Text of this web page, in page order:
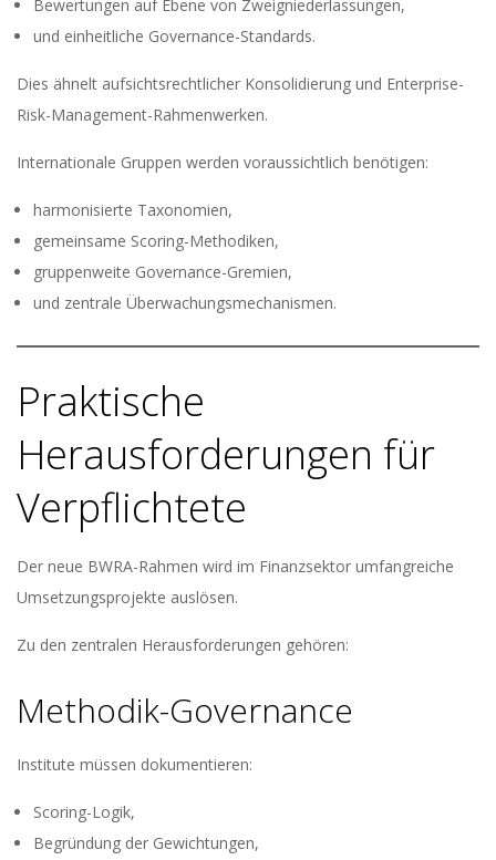
Bewertungen auf Ebene von Zweigniederlassungen,
und einheitliche Governance-Standards.
Dies ähnelt aufsichtsrechtlicher Konsolidierung und Enterprise-
Risk-Management-Rahmenwerken.
Internationale Gruppen werden voraussichtlich benötigen:
harmonisierte Taxonomien,
gemeinsame Scoring-Methodiken,
gruppenweite Governance-Gremien,
und zentrale Überwachungsmechanismen.
Praktische
Herausforderungen für
Verpflichtete
Der neue BWRA-Rahmen wird im Finanzsektor umfangreiche
Umsetzungsprojekte auslösen.
Zu den zentralen Herausforderungen gehören:
Methodik-Governance
Institute müssen dokumentieren:
Scoring-Logik,
Begründung der Gewichtungen,